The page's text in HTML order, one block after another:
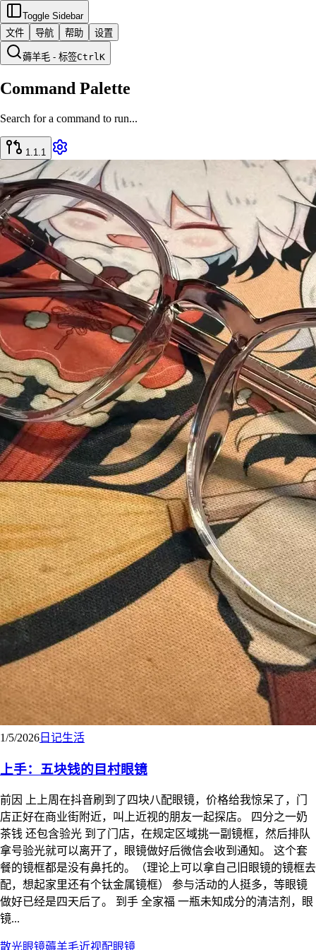
Toggle Sidebar
文件
导航 帮助 设置
薅羊毛 - 标签CtrlK
Command Palette
Search for a command to run...
1.1.1
1/5/2026 日记生活
上手：五块钱的目村眼镜
前因 上上周在抖音刷到了四块八配眼镜，价格给我惊呆了，门
店正好在商业街附近，叫上近视的朋友一起探店。 四分之一奶
茶钱 还包含验光 到了门店，在规定区域挑一副镜框，然后排队
拿号验光就可以离开了，眼镜做好后微信会收到通知。 这个套
餐的镜框都是没有鼻托的。（理论上可以拿自己旧眼镜的镜框去
配，想起家里还有个钛金属镜框） 参与活动的人挺多，等眼镜
做好已经是四天后了。 到手 全家福 一瓶未知成分的清洁剂，眼
镜...
散光眼镜薅羊毛近视配眼镜